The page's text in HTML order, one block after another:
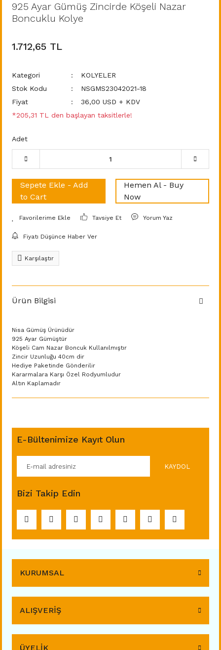
925 Ayar Gümüş Zincirde Köşeli Nazar
Boncuklu Kolye
1.712,65 TL
Kategori
KOLYELER
Stok Kodu
NSGMS23042021-18
Fiyat
36,00 USD + KDV
*205,31 TL den başlayan taksitlerle!
Adet
Sepete Ekle - Add
to Cart
Hemen Al - Buy
Now
Tavsiye Et Yorum Yaz
Fiyatı Düşünce Haber Ver
Karşılaştır
Ürün Bilgisi
Nisa Gümüş Ürünüdür
925 Ayar Gümüştür
Köşeli Cam Nazar Boncuk Kullanılmıştır
Zincir Uzunluğu 40cm dir
Hediye Paketinde Gönderilir
Kararmalara Karşı Özel Rodyumludur
Altın Kaplamadır
E-Bültenimize Kayıt Olun
KAYDOL
Bizi Takip Edin
KURUMSAL
ALIŞVERİŞ
ÜYELİK